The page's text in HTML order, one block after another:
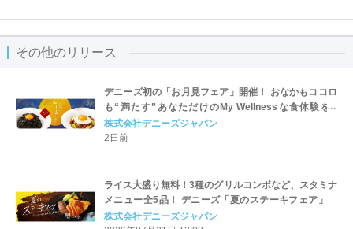
その他のリリース
デニーズ初の「お月見フェア」開催！ おなかもココロ
も“満たす”あなただけのMy Wellnessな食体験を ‐
2026年9月3日（木）スタート‐
株式会社デニーズジャパン
2日前
ライス大盛り無料！3種のグリルコンボなど、スタミナ
メニュー全5品！ デニーズ「夏のステーキフェア」開
催 8月6日（木）より販売開始
株式会社デニーズジャパン